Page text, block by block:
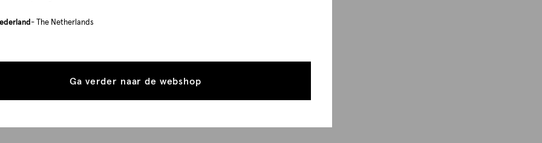
- The Netherlands
Ga verder naar de webshop